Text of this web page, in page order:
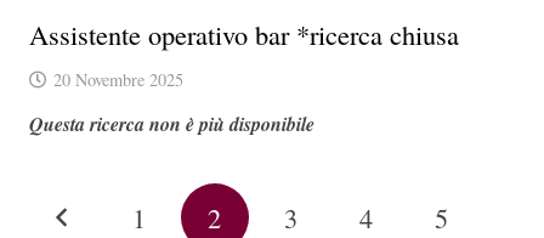
Assistente operativo bar *ricerca chiusa
20 Novembre 2025
Questa ricerca non è più disponibile
1 2 3 4 5